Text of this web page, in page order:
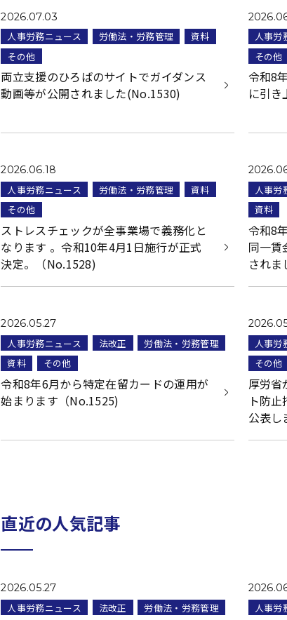
2026.07.03
人事労務ニュース 労働法・労務管理
資料
その他
両立支援のひろばのサイトでガイダンス
動画等が公開されました(No.1530)
人事労
その他
令和8
に引き
2026.06.18
人事労務ニュース 労働法・労務管理
資料
その他
ストレスチェックが全事業場で義務化と
なります 。令和10年4月1日施行が正式
決定。（No.1528)
人事労
資料
令和8
同一賃
されま
2026.05.27
人事労務ニュース 法改正
労働法・労務管理
資料
その他
令和8年6月から特定在留カードの運用が
始まります（No.1525)
人事労
その他
厚労省
ト防
公表
直近の人気記事
2026.05.27
人事労務ニュース 法改正
労働法・労務管理
人事労